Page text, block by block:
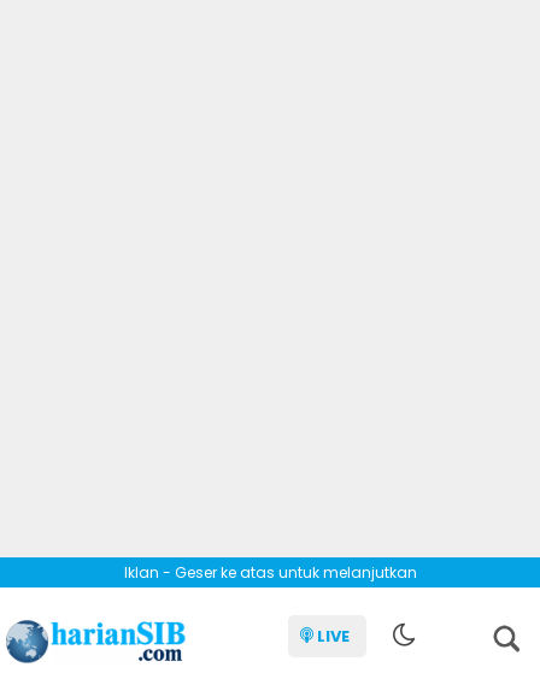
Iklan - Geser ke atas untuk melanjutkan
LIVE